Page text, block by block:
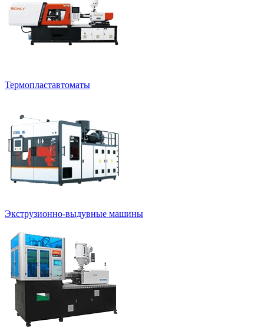
Термопластавтоматы
Экструзионно-выдувные машины